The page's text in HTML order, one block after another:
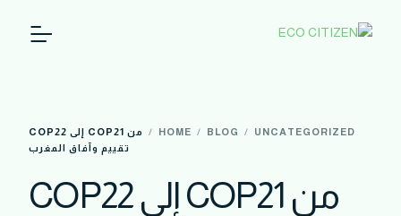
HOME BLOG UNCATEGORIZED
من COP21 إلى COP22
تقييم وآفاق المغرب
من COP21 إلى COP22
فيديوهات